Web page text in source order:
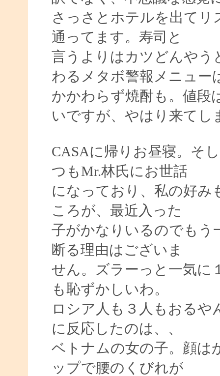
さっさとホテルを出てリ
通ってます。寿司と
言うよりはカツどんやう
わるメタボ警報メニュー
かかわらず焼酎も。値段
いですが、やはり来てし
CASAに帰りお昼寝。そ
つもMr.林氏にお世話
になっており、私の好み
ころが、最近入った
子がかなりいるのでもう
断る理由はございま
せん。ズラーっと一気に
も恥ずかしいわ。
ロシア人も３人もおるや
に反応したのは、、
ベトナムの女の子。顔は
ップで腰のくびれが